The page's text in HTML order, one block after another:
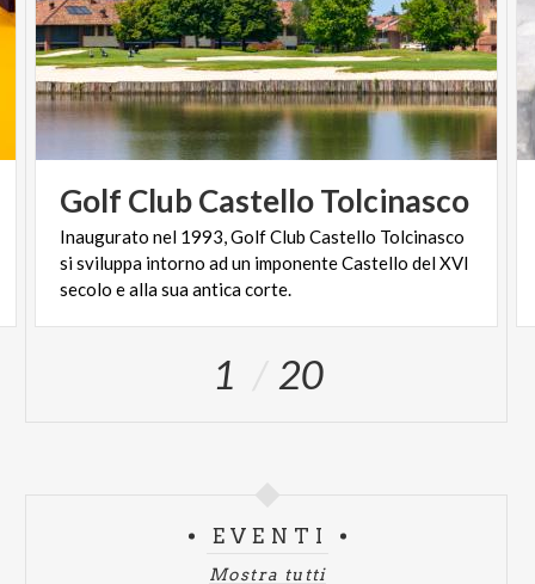
Golf ClubCastelloTolcinasco
Inaugurato nel 1993, Golf Club Castello Tolcinasco
si sviluppa intorno ad un imponente Castello del XVI
secolo e alla sua antica corte.
1 20
EVENTI
Mostra tutti